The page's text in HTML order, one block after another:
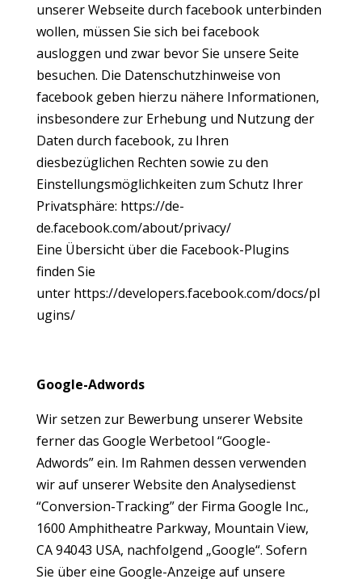
unserer Webseite durch facebook unterbinden
wollen, müssen Sie sich bei facebook
ausloggen und zwar bevor Sie unsere Seite
besuchen. Die Datenschutzhinweise von
facebook geben hierzu nähere Informationen,
insbesondere zur Erhebung und Nutzung der
Daten durch facebook, zu Ihren
diesbezüglichen Rechten sowie zu den
Einstellungsmöglichkeiten zum Schutz Ihrer
Privatsphäre: https://de-
de.facebook.com/about/privacy/
Eine Übersicht über die Facebook-Plugins
finden Sie
unter https://developers.facebook.com/docs/pl
ugins/
Google-Adwords
Wir setzen zur Bewerbung unserer Website
ferner das Google Werbetool “Google-
Adwords” ein. Im Rahmen dessen verwenden
wir auf unserer Website den Analysedienst
“Conversion-Tracking” der Firma Google Inc.,
1600 Amphitheatre Parkway, Mountain View,
CA 94043 USA, nachfolgend „Google“. Sofern
Sie über eine Google-Anzeige auf unsere